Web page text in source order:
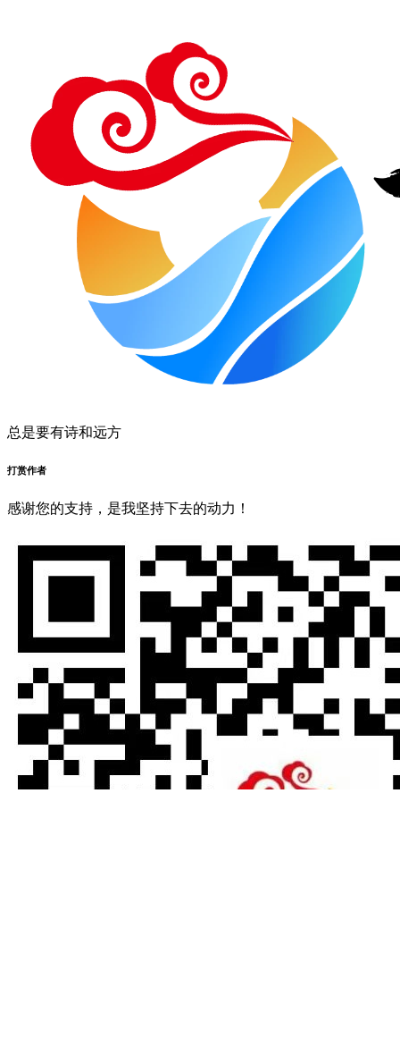
总是要有诗和远方
打赏作者
感谢您的支持，是我坚持下去的动力！